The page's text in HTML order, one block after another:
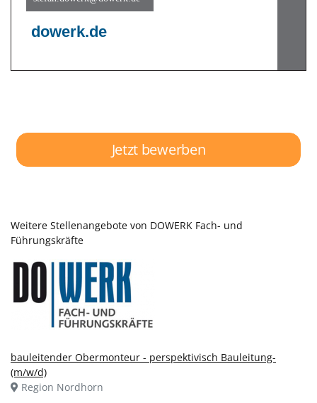
Jetzt bewerben
Weitere Stellenangebote von DOWERK Fach- und
Führungskräfte
bauleitender Obermonteur - perspektivisch Bauleitung-
(m/w/d)
Region Nordhorn